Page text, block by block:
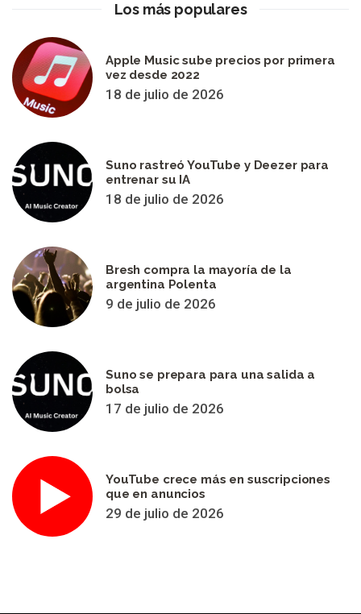
Los más populares
Apple Music sube precios por primera
vez desde 2022
18 de julio de 2026
Suno rastreó YouTube y Deezer para
entrenar su IA
18 de julio de 2026
Bresh compra la mayoría de la
argentina Polenta
9 de julio de 2026
Suno se prepara para una salida a
bolsa
17 de julio de 2026
YouTube crece más en suscripciones
que en anuncios
29 de julio de 2026